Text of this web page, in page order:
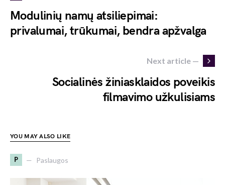
Modulinių namų atsiliepimai:
privalumai, trūkumai, bendra apžvalga
Next article —
Socialinės žiniasklaidos poveikis
filmavimo užkulisiams
YOU MAY ALSO LIKE
P Paslaugos